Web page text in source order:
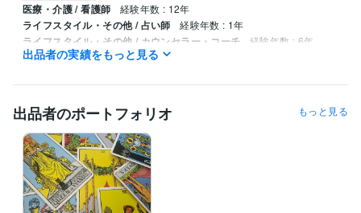
医療・介護 / 看護師 経験年数 : 12年
ライフスタイル・その他 / 占い師 経験年数 : 1年
ライフスタイル・その他 / カウンセラー・コーチ 経験年数 : 6年
看護師 取得年 : 2011年
ビジネス・クリエイティブツール
Excel:20年Google ドキュメント:2年
得意分野
占い タロットカード
悩み相談・カウンセリング
出品者の実績をもっと見る
出品者のポートフォリオ もっと見る